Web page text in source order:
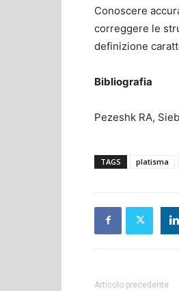
Conoscere
correggere le
definizione
Bibliografia
Pezeshk RA,
TAGS platisma
Articolo precedente